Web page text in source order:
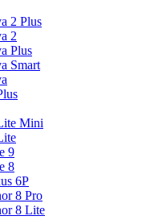
2 Plus
2
Plus
Smart
Mini
9
8
6P
8 Pro
8 Lite